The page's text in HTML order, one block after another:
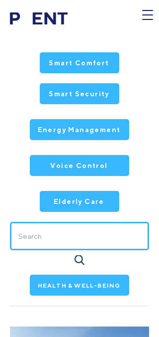
Smart Comfort
Smart Security
Energy Management
Voice Control
Elderly Care
HEALTH & WELL-BEING